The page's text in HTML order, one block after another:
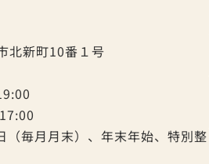
北新町10番１号
（毎月月末）、年末年始、特別整